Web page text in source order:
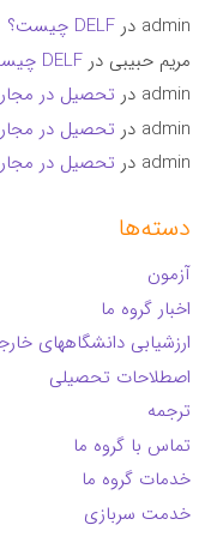
admin درDELF چیست؟
مریم حبیبی درDELF چیست؟
admin در تحصیل در
admin در تحصیل در
admin در تحصیل در
دسته‌ها
آزمون
اخبار گروه ما
ارزشیابی دانشگاههای
اصطلاحات تحصیلی
ترجمه
تماس با گروه ما
خدمات گروه ما
خدمت سربازی